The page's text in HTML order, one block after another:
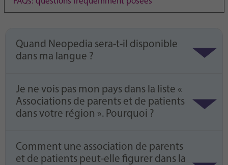
Quand Neopedia sera-t-il disponible
dans ma langue ?
Je ne vois pas mon pays dans la liste «
Associations de parents et de patients
dans votre région ». Pourquoi ?
Comment une association de parents
et de patients peut-elle figurer dans la
Purpose
generierte ID, für die historische Speicherung
Ihrer vorgenommen Einstellungen, falls der